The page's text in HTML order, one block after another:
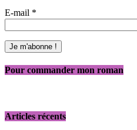
E-mail *
Pour commander mon roman
Articles récents